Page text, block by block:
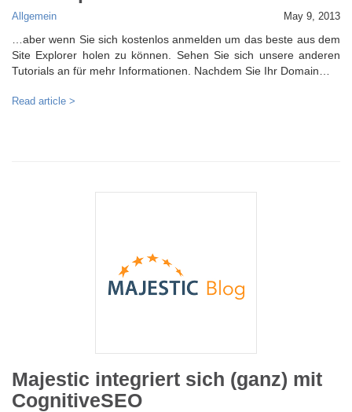
Allgemein May 9, 2013
…aber wenn Sie sich kostenlos anmelden um das beste aus dem
Site Explorer holen zu können. Sehen Sie sich unsere anderen
Tutorials an für mehr Informationen. Nachdem Sie Ihr Domain…
Read article >
Majestic integriert sich (ganz) mit
CognitiveSEO